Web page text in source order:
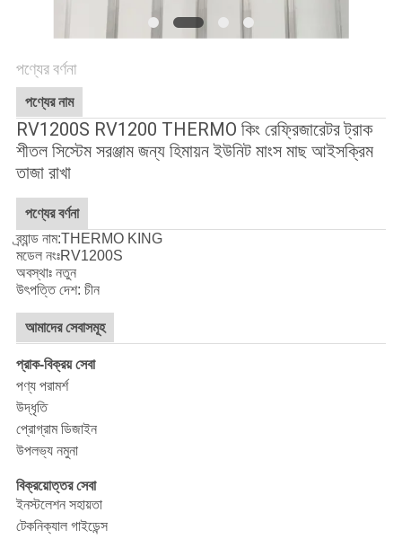
পণ্যের বর্ণনা
পণ্যের নাম
RV1200S RV1200 THERMO কিং রেফ্রিজারেটর ট্রাক
শীতল সিস্টেম সরঞ্জাম জন্য হিমায়ন ইউনিট মাংস মাছ আইসক্রিম
তাজা রাখা
পণ্যের বর্ণনা
ব্র্যান্ড নাম:THERMO KING
মডেল নংঃRV1200S
অবস্থাঃ নতুন
উৎপত্তি দেশ: চীন
আমাদের সেবাসমূহ
প্রাক-বিক্রয় সেবা
পণ্য পরামর্শ
উদ্ধৃতি
প্রোগ্রাম ডিজাইন
উপলভ্য নমুনা
বিক্রয়োত্তর সেবা
ইনস্টলেশন সহায়তা
টেকনিক্যাল গাইডেন্স